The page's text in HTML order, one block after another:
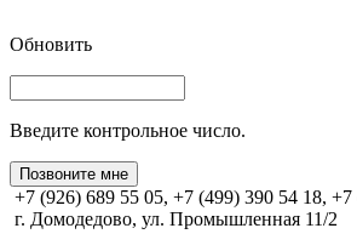
Обновить
Введите контрольное число.
Позвоните мне
+7 (926) 689 55 05, +7 (499) 390 54 18,
г. Домодедово, ул. Промышленная 11/2